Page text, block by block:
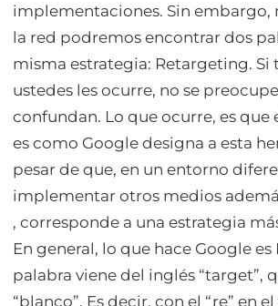
implementaciones. Sin embargo,
la red podremos encontrar dos
misma estrategia: Retargeting. Si
ustedes les ocurre, no se
confundan. Lo que ocurre, es que
es como Google designa a esta
pesar de que, en un entorno
implementar otros medios
, corresponde a una estrategia
En general, lo que hace Google
palabra viene del inglés “target”,
“blanco”. Es decir, con el “re” en